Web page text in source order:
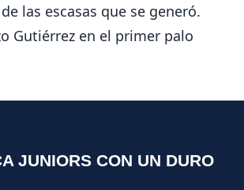
las escasas que se generó.
Gutiérrez en el primer palo
JUNIORS CON UN DURO